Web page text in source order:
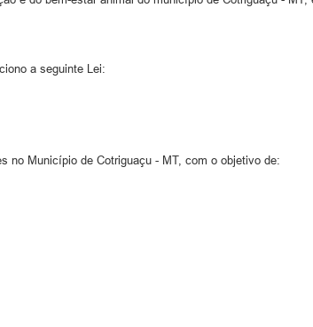
a seguinte Lei:
no Município de Cotriguaçu - MT, com o objetivo de: